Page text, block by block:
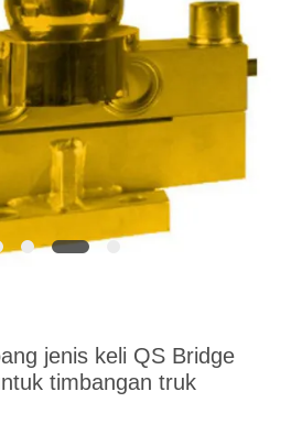
jenis keli QS Bridge
timbangan truk